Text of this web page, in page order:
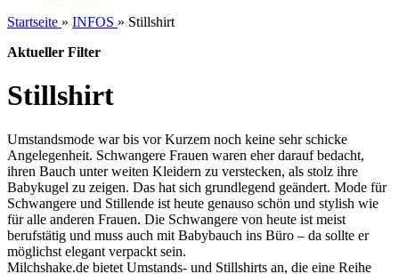
Startseite » INFOS » Stillshirt
Aktueller Filter
Stillshirt
Umstandsmode war bis vor Kurzem noch keine sehr schicke
Angelegenheit. Schwangere Frauen waren eher darauf bedacht,
ihren Bauch unter weiten Kleidern zu verstecken, als stolz ihre
Babykugel zu zeigen. Das hat sich grundlegend geändert. Mode für
Schwangere und Stillende ist heute genauso schön und stylish wie
für alle anderen Frauen. Die Schwangere von heute ist meist
berufstätig und muss auch mit Babybauch ins Büro – da sollte er
möglichst elegant verpackt sein.
Milchshake.de bietet Umstands- und Stillshirts an, die eine Reihe